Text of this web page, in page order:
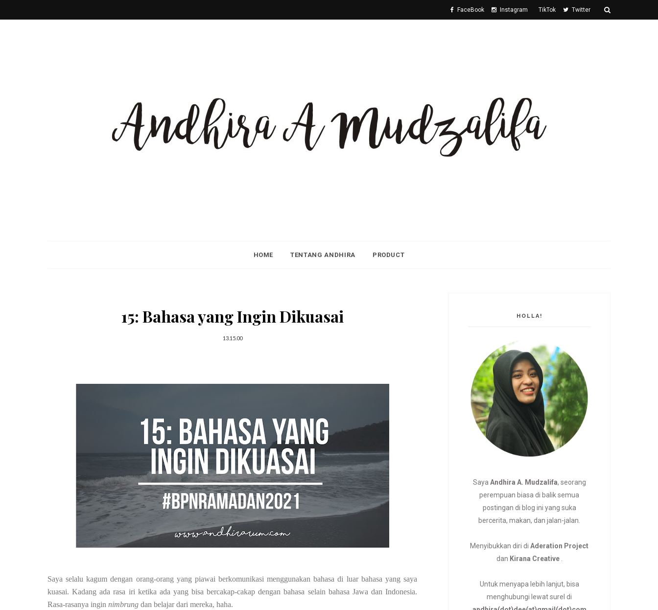
FaceBook Instagram TikTok Twitter
HOME TENTANG ANDHIRA PRODUCT
15: Bahasa yang Ingin Dikuasai
13.15.00
Saya selalu kagum dengan orang-orang yang piawai berkomunikasi menggunakan bahasa di luar bahasa yang saya
kuasai. Kadang ada rasa iri ketika ada yang bisa bercakap-cakap dengan bahasa selain bahasa Jawa dan Indonesia.
Rasa-rasanya ingin nimbrung dan belajar dari mereka, haha.
HOLLA!
Saya Andhira A. Mudzalifa, seorang
perempuan biasa di balik semua
postingan di blog ini yang suka
bercerita, makan, dan jalan-jalan.
Menyibukkan diri di Aderation Project
dan Kirana Creative
Untuk menyapa lebih lanjut, bisa
menghubungi lewat surel di